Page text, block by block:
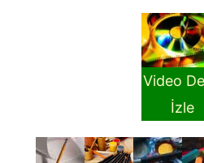
Video
İzle